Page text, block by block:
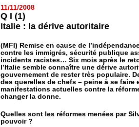
11/11/2008
Q I (1)
Italie : la dérive autoritaire
(MFI) Remise en cause de
contre les immigrés, sécurité publique
incidents racistes… Six mois après le
l’Italie semble connaître une dérive
gouvernement de rester très populaire.
des querelles de chefs – peine à se faire
manifestations actuelles contre la
changer la donne.
Quelles sont les réformes menées par
pouvoir ?